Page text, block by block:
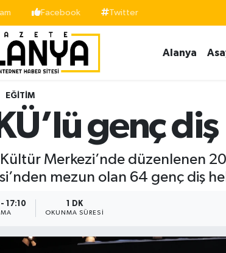
Facebook Twitter
Alanya
EĞITIM
genç
Merkezi’nde düzenlenen
mezun olan 64 genç diş
17:10 1 DK
OKUNMA SÜRESI
Haritası
ve Fikstür